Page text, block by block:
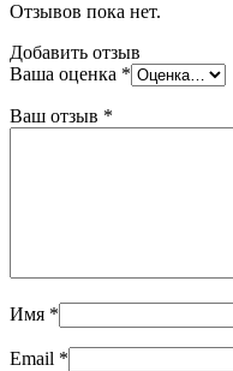
Отзывов пока нет.
Добавить отзыв
Ваша оценка *
Ваш отзыв *
Имя *
Email *